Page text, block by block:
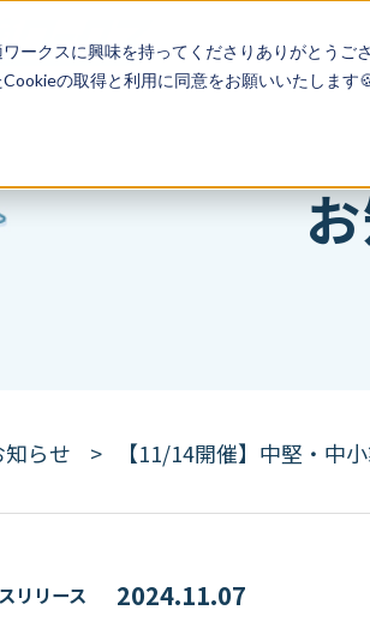
ークスに興味を持ってくださりありがとう
の取得と利用に同意をお願いいたします
知らせ 【11/14開催】中堅・中
リリース 2024.11.07